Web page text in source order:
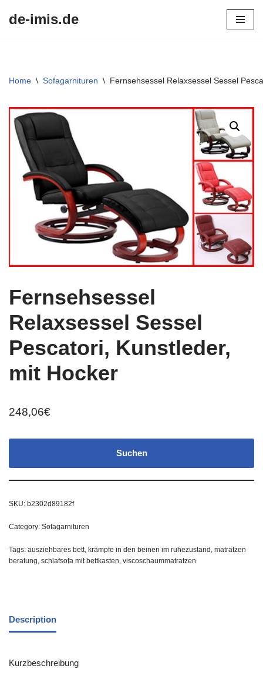
de-imis.de
Home \ Sofagarnituren \ Fernsehsessel Relaxsessel Sessel
Fernsehsessel
Relaxsessel Sessel
Pescatori, Kunstleder,
mit Hocker
248,06€
Suchen
SKU: b2302d89182f
Category: Sofagarnituren
Tags: ausziehbares bett, krämpfe in den beinen im ruhezustand , matratzen
beratung, schlafsofa mit bettkasten, viscoschaummatratzen
Description
Kurzbeschreibung